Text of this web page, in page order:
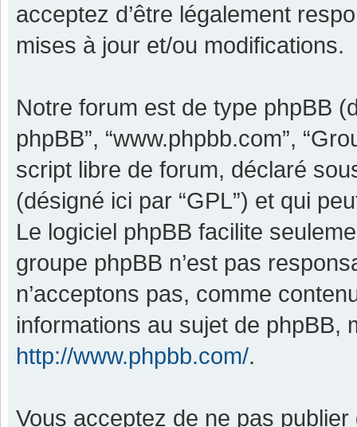
acceptez d’être légalement
mises à jour et/ou modifications.
Notre forum est de type phpBB
phpBB”, “www.phpbb.com”,
script libre de forum, déclaré
(désigné ici par “GPL”) et qui
Le logiciel phpBB facilite
groupe phpBB n’est pas
n’acceptons pas, comme
informations au sujet de phpBB,
http://www.phpbb.com/.
Vous acceptez de ne pas